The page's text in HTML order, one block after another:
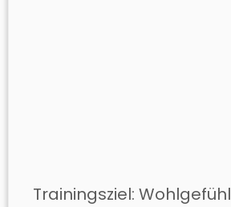
Trainingsziel: Wohlgefühl